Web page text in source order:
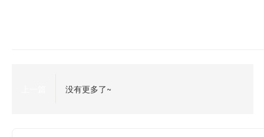
没有更多了~